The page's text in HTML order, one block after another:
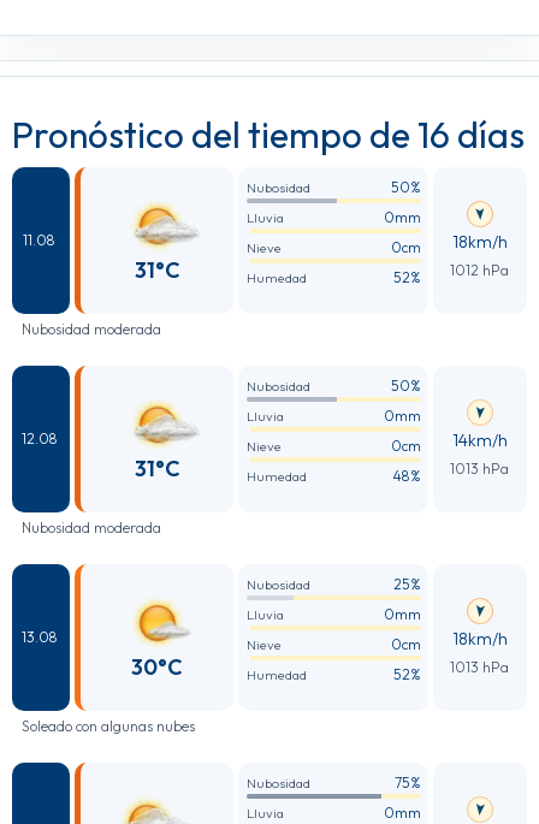
Pronóstico del tiempo de 16 días
11.08
31°C
Nubosidad 50%
Lluvia 0mm
Nieve 0cm
Humedad 52%
18km/h
1012 hPa
Nubosidad moderada
12.08
31°C
Nubosidad 50%
Lluvia 0mm
Nieve 0cm
Humedad 48%
14km/h
1013 hPa
Nubosidad moderada
13.08
30°C
Nubosidad 25%
Lluvia 0mm
Nieve 0cm
Humedad 52%
18km/h
1013 hPa
Soleado con algunas nubes
Nubosidad 75%
Lluvia 0mm